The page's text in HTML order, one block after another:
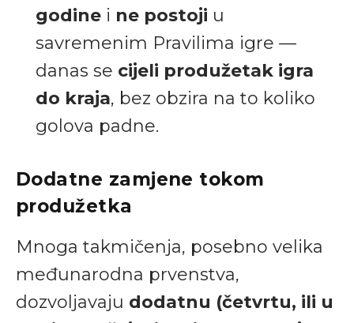
godine i ne postoji u
savremenim Pravilima igre —
danas se cijeli produžetak igra
do kraja, bez obzira na to koliko
golova padne.
Dodatne zamjene tokom
produžetka
Mnoga takmičenja, posebno velika
međunarodna prvenstva,
dozvoljavaju dodatnu (četvrtu, ili u